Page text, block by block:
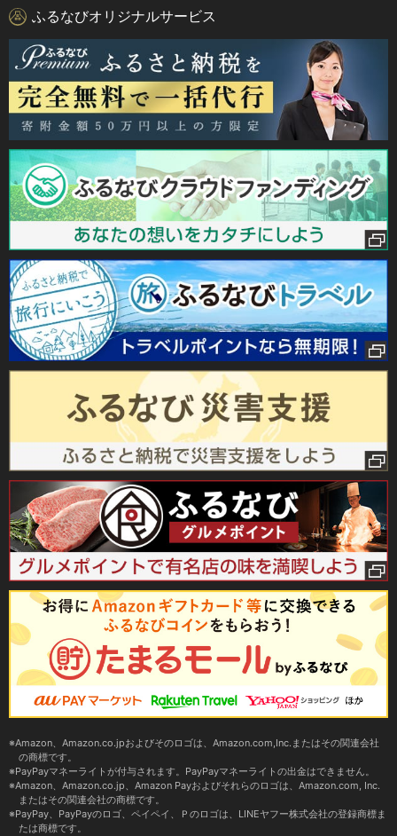
ふるなびオリジナルサービス
Amazon、Amazon.co.jpおよびそのロゴは、Amazon.com,Inc.またはその関連会社
の商標です。
PayPayマネーライトが付与されます。PayPayマネーライトの出金はできません。
Amazon、Amazon.co.jp、Amazon Payおよびそれらのロゴは、Amazon.com, Inc.
またはその関連会社の商標です。
PayPay、PayPayのロゴ、ペイペイ、Ｐのロゴは、LINEヤフー株式会社の登録商標ま
たは商標です。